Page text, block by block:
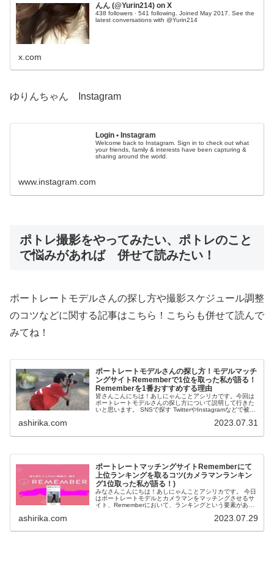
んん (@Yurin214) on X
438 followers · 541 following. Joined May 2017. See the
latest conversations with @Yurin214
x.com
ゆりんちゃん Instagram
Login • Instagram
Welcome back to Instagram. Sign in to check out what
your friends, family & interests have been capturing &
sharing around the world.
www.instagram.com
ポトレ撮影をやってみたい、ポトレのこと
で悩みがあれば 併せて読みたい！
ポートレートモデルさんの探し方や撮影スケジュール調整
のコツなどに関する記事はこちら！こちらも併せて読んで
みてね！
ポートレートモデルさんの探し方！モデルマッチ
ングサイトRememberで1位を取った私が語る！
Rememberを1番おすすめする理由
皆さんこんにちは！あしにゃんことアシリカです。今回は
ポートレートモデルさんの探し方について説明して行きた
いと思います。 SNSで探す TwitterやInstagramなどで被写
ashirika.com 2023.07.31
ポートレートマッチングサイトRememberにて
上位ランキングを取るコツ(カメラマンランキン
グ1位取った私が語る！)
みなさんこんにちは！あしにゃんことアシリカです。 今日
はポートレートモデルとカメラマンをマッチングさせるサ
イト、Rememberにおいて、ランキングという要素があり
ashirika.com 2023.07.29